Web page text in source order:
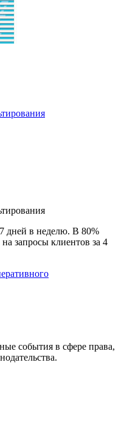
дней в неделю. В 80%
запросы клиентов за 4
события в сфере права,